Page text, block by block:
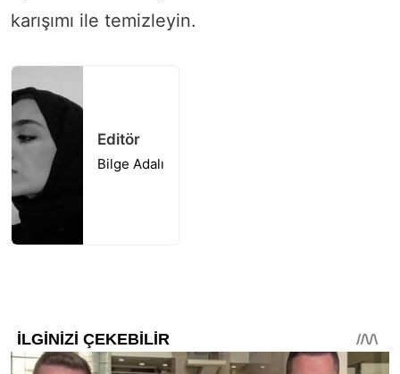
karışımı ile temizleyin.
Editör
Bilge Adalı